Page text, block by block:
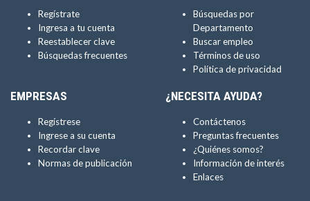
Regístrate
Ingresa a tu cuenta
Reestablecer clave
Búsquedas frecuentes
Búsquedas por
Departamento
Buscar empleo
Términos de uso
Política de privacidad
EMPRESAS
Regístrese
Ingrese a su cuenta
Recordar clave
Normas de publicación
¿NECESITA AYUDA?
Contáctenos
Preguntas frecuentes
¿Quiénes somos?
Información de interés
Enlaces